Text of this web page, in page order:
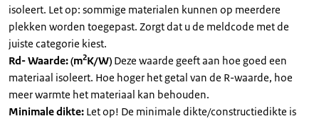
isoleert. Let op: sommige materialen kunnen op meerdere
plekken worden toegepast. Zorgt dat u de meldcode met de
juiste categorie kiest.
Rd- Waarde: (m2K/W) Deze waarde geeft aan hoe goed een
materiaal isoleert. Hoe hoger het getal van de R-waarde, hoe
meer warmte het materiaal kan behouden.
Minimale dikte: Let op! De minimale dikte/constructiedikte is